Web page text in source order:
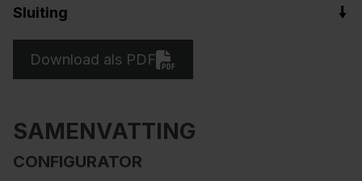
Sluiting
Download als PDF
SAMENVATTING
CONFIGURATOR